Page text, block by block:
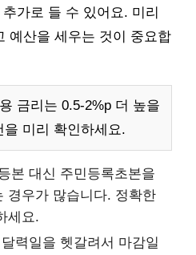
가로 들 수 있어요. 미리
예산을 세우는 것이 중요합
금리는 0.5-2%p 더 높을
미리 확인하세요.
본 대신 주민등록초본을
경우가 많습니다. 정확한
세요.
력일을 헷갈려서 마감일